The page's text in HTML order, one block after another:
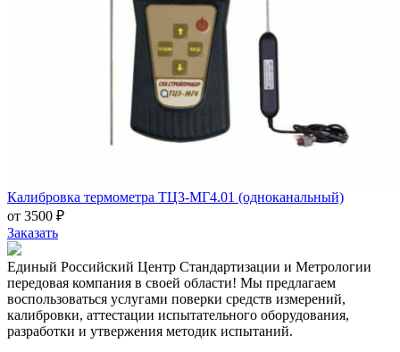
Калибровка термометра ТЦ3-МГ4.01 (одноканальный)
от 3500 ₽
Заказать
Единый Российский Центр Стандартизации и Метрологии
передовая компания в своей области! Мы предлагаем
воспользоваться услугами поверки средств измерений,
калибровки, аттестации испытательного оборудования,
разработки и утвержения методик испытаний.